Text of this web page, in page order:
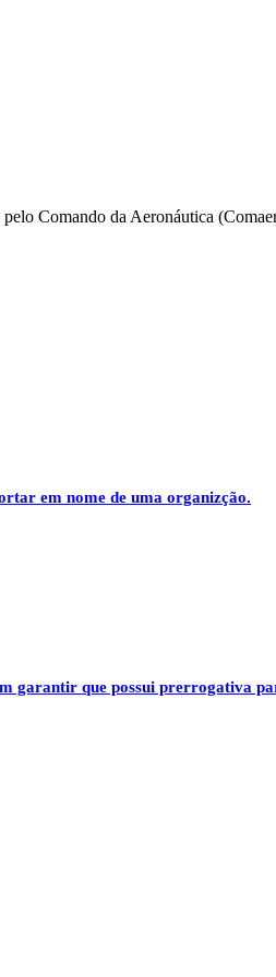
Comando da Aeronáutica
em nome de uma organizção.
garantir que possui prerrogativa